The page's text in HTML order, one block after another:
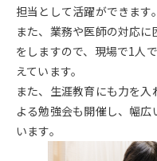
担当として活躍ができます。
また、業務や医師の対応
をしますので、現場で1人
えています。
また、生涯教育にも力を
よる勉強会も開催し、幅
います。